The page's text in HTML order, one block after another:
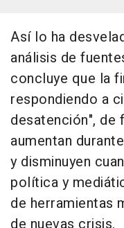
Así lo ha
análisis de
concluye que la
respondiendo a
desatención",
aumentan
y disminuyen
política y
de herramientas